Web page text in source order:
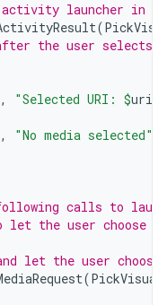
launcher in
(
the user selects
, "Selected URI: $uri
, "No media selected"
calls to
the user choose
let the user choose
(